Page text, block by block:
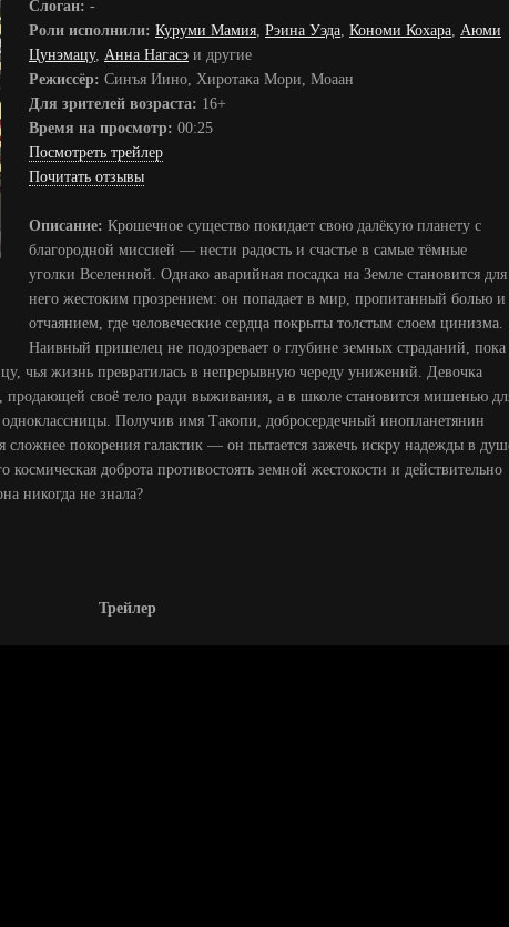
Слоган: -
Роли исполнили: Куруми Мамия, Рэина Уэда, Кономи Кохара, Аюми
Цунэмацу, Анна Нагасэ и другие
Режиссёр: Синъя Иино, Хиротака Мори, Моаан
Для зрителей возраста: 16+
Время на просмотр: 00:25
Посмотреть трейлер
Почитать отзывы
Описание: Крошечное существо покидает свою далёкую планету с
благородной миссией — нести радость и счастье в самые тёмные
уголки Вселенной. Однако аварийная посадка на Земле становится для
него жестоким прозрением: он попадает в мир, пропитанный болью и
отчаянием, где человеческие сердца покрыты толстым слоем цинизма.
Наивный пришелец не подозревает о глубине земных страданий, пока
чья жизнь превратилась в непрерывную череду унижений. Девочка
продающей своё тело ради выживания, а в школе становится мишенью
одноклассницы. Получив имя Такопи, добросердечный инопланетянин
сложнее покорения галактик — он пытается зажечь искру надежды в
доброта противостоять земной жестокости и действительно
никогда не знала?
Трейлер